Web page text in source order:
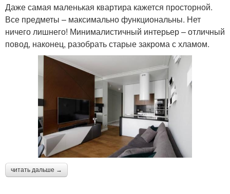
Даже самая маленькая квартира кажется просторной.
Все предметы – максимально функциональны. Нет
ничего лишнего! Минималистичный интерьер – отличный
повод, наконец, разобрать старые закрома с хламом.
читать дальше →